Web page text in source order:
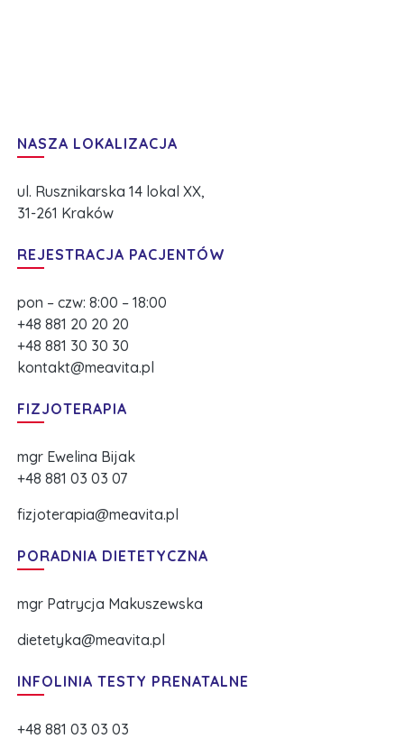
NASZA LOKALIZACJA
ul. Rusznikarska 14 lokal XX,
31-261 Kraków
REJESTRACJA PACJENTÓW
pon – czw: 8:00 – 18:00
+48 881 20 20 20
+48 881 30 30 30
kontakt@meavita.pl
FIZJOTERAPIA
mgr Ewelina Bijak
+48 881 03 03 07
fizjoterapia@meavita.pl
PORADNIA DIETETYCZNA
mgr Patrycja Makuszewska
dietetyka@meavita.pl
INFOLINIA TESTY PRENATALNE
+48 881 03 03 03